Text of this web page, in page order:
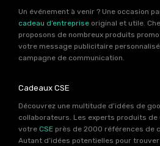
Un événement à venir ? Une occasion
cadeau d’entreprise original et utile.
proposons de nombreux produits
votre message publicitaire
campagne de communication.
Cadeaux CSE
Découvrez une multitude d’idées de
collaborateurs. Les experts produits de
votre CSE près de 2000 références de
Autant d’idées potentielles pour